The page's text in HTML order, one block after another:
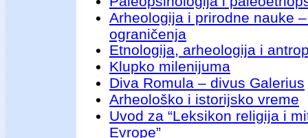
Arheologija i prirodne nauke
ograničenja
Etnologija, arheologija i
Klupko milenijuma
Diva Romula – divus Galerius
Arheološko i istorijsko vreme
Uvod za “Leksikon religija i
Evrope”